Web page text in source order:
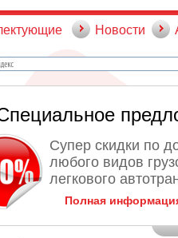
Новости
Супер скидки по
любого видов
легкового
Полная